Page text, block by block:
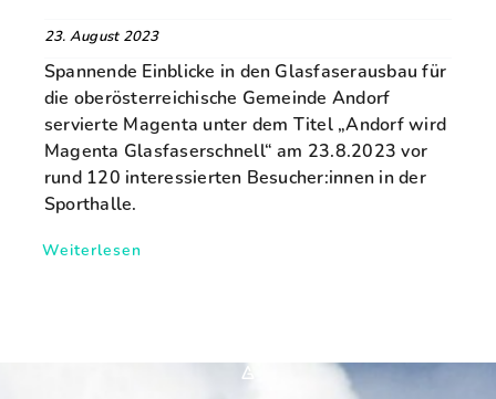
23. August 2023
Spannende Einblicke in den Glasfaserausbau für
die oberösterreichische Gemeinde Andorf
servierte Magenta unter dem Titel „Andorf wird
Magenta Glasfaserschnell“ am 23.8.2023 vor
rund 120 interessierten Besucher:innen in der
Sporthalle.
Weiterlesen
*A*